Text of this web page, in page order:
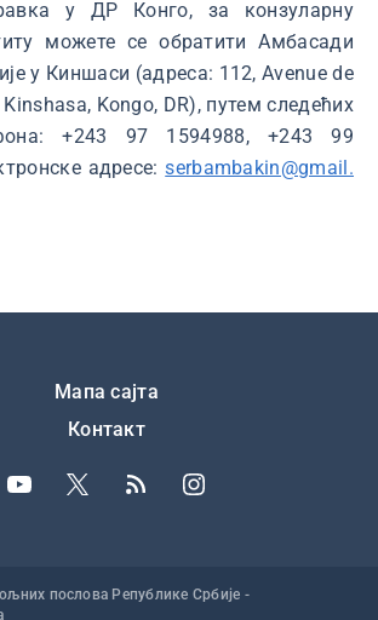
у ДР Конго, за конзуларну
можете се обратити Амбасади
у Киншаси (адреса: 112, Avenue de
Kongo, DR), путем следећих
+243 97 1594988, +243 99
адресе:serbambakin@gmail.
Мапа сајта
Контакт
послова Републике Србије -